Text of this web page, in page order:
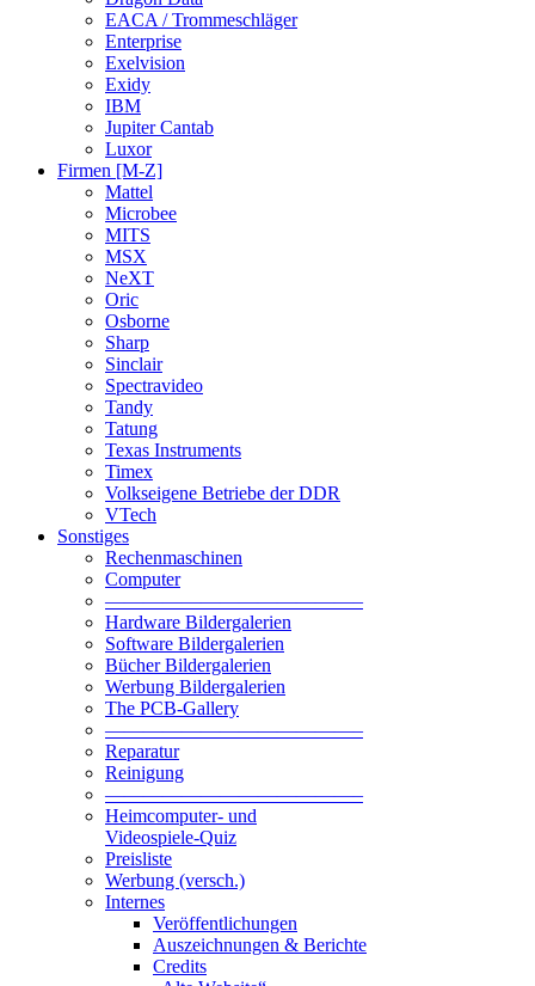
EACA / Trommeschläger
Enterprise
Exelvision
Exidy
IBM
Jupiter Cantab
Luxor
Firmen [M-Z]
Mattel
Microbee
MITS
MSX
NeXT
Oric
Osborne
Sharp
Sinclair
Spectravideo
Tandy
Tatung
Texas Instruments
Timex
Volkseigene Betriebe der DDR
VTech
Sonstiges
Rechenmaschinen
Computer
—————————————–
Hardware Bildergalerien
Software Bildergalerien
Bücher Bildergalerien
Werbung Bildergalerien
The PCB-Gallery
—————————————–
Reparatur
Reinigung
—————————————–
Heimcomputer- und
Videospiele-Quiz
Preisliste
Werbung (versch.)
Internes
Veröffentlichungen
Auszeichnungen & Berichte
Credits